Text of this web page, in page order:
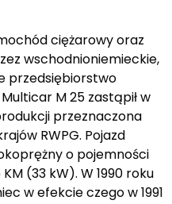
ciężarowy oraz
wschodnioniemieckie,
przedsiębiorstwo
M 25 zastąpił w
przeznaczona
RWPG. Pojazd
o pojemności
(33 kW). W 1990 roku
w efekcie czego w 1991